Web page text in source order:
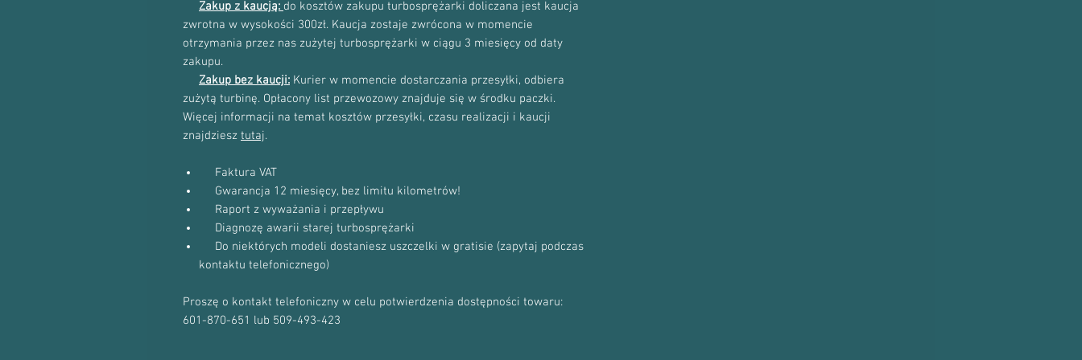
Zakup z kaucją: do kosztów zakupu turbosprężarki doliczana jest kaucja
zwrotna w wysokości 300zł. Kaucja zostaje zwrócona w momencie
otrzymania przez nas zużytej turbosprężarki w ciągu 3 miesięcy od daty
zakupu.
Zakup bez kaucji: Kurier w momencie dostarczania przesyłki, odbiera
zużytą turbinę. Opłacony list przewozowy znajduje się w środku paczki.
Więcej informacji na temat kosztów przesyłki, czasu realizacji i kaucji
znajdziesz tutaj.
Faktura VAT
Gwarancja 12 miesięcy, bez limitu kilometrów!
Raport z wyważania i przepływu
Diagnozę awarii starej turbosprężarki
Do niektórych modeli dostaniesz uszczelki w gratisie (zapytaj podczas
kontaktu telefonicznego)
Proszę o kontakt telefoniczny w celu potwierdzenia dostępności towaru:
601-870-651 lub 509-493-423